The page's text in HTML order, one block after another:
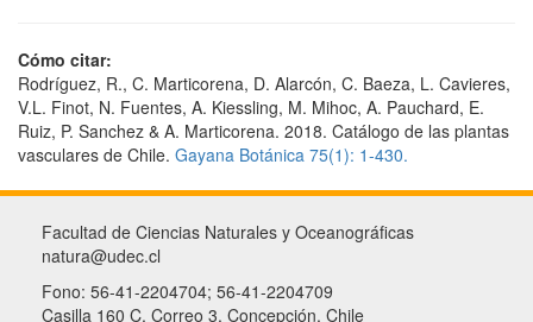
Cómo citar:
Rodríguez, R., C. Marticorena, D. Alarcón, C. Baeza, L. Cavieres,
V.L. Finot, N. Fuentes, A. Kiessling, M. Mihoc, A. Pauchard, E.
Ruiz, P. Sanchez & A. Marticorena. 2018. Catálogo de las plantas
vasculares de Chile. Gayana Botánica 75(1): 1-430.
Facultad de Ciencias Naturales y Oceanográficas
natura@udec.cl
Fono: 56-41-2204704; 56-41-2204709
Casilla 160 C, Correo 3, Concepción, Chile